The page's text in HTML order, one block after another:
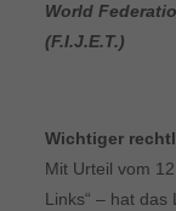
World
(F.I.J.E.T.)
Wichtiger
Mit Urteil vom
Links“ – hat